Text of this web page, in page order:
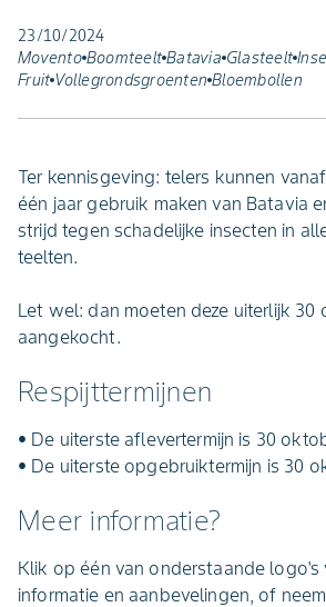
23/10/2024
Movento Boomteelt Batavia Glasteelt
Fruit Vollegrondsgroenten Bloembollen
Ter kennisgeving: telers kunnen
één jaar gebruik maken van Batavia
strijd tegen schadelijke insecten in
teelten.
Let wel: dan moeten deze uiterlijk 30
aangekocht.
Respijttermijnen
• De uiterste aflevertermijn is 30
• De uiterste opgebruiktermijn is 30
Meer informatie?
Klik op één van onderstaande
informatie en aanbevelingen, of